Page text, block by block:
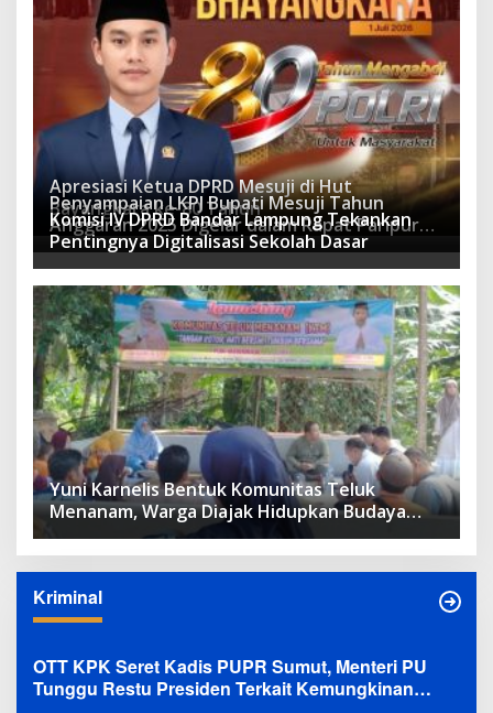
Apresiasi Ketua DPRD Mesuji di Hut
Bayangkara ke-80 Tahun
Penyampaian LKPJ Bupati Mesuji Tahun
Anggaran 2025 Digelar dalam Rapat Paripurna
DPRD
Komisi IV DPRD Bandar Lampung Tekankan
Pentingnya Digitalisasi Sekolah Dasar
Yuni Karnelis Bentuk Komunitas Teluk
Menanam, Warga Diajak Hidupkan Budaya
Tanam
Kriminal
OTT KPK Seret Kadis PUPR Sumut, Menteri PU
Tunggu Restu Presiden Terkait Kemungkinan